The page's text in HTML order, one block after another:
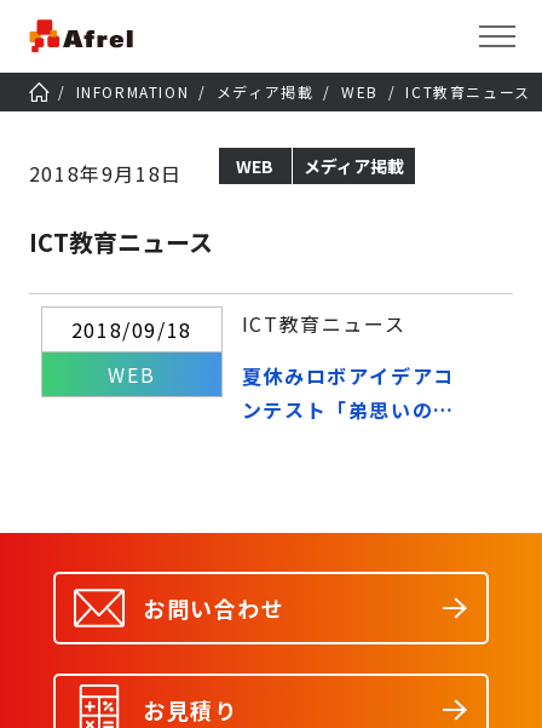
INFORMATION メディア掲載 WEB ICT教育ニュース
2018年9月18日 WEB メディア掲載
ICT教育ニュース
2018/09/18
WEB
ICT教育ニュース
夏休みロボアイデアコ
ンテスト「弟思いのロ
お問い合わせ
お見積り